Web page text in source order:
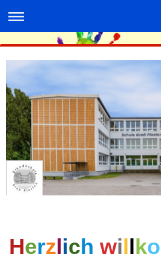
Herzlich willko